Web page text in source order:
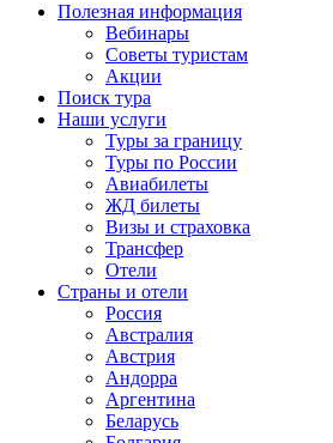
Полезная информация
Вебинары
Советы туристам
Акции
Поиск тура
Наши услуги
Туры за границу
Туры по России
Авиабилеты
ЖД билеты
Визы и страховка
Трансфер
Отели
Страны и отели
Россия
Австралия
Австрия
Андорра
Аргентина
Беларусь